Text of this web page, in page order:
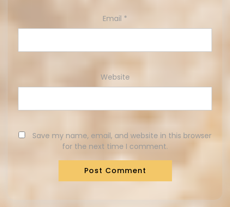
Email *
Website
Save my name, email, and website in this browser
for the next time I comment.